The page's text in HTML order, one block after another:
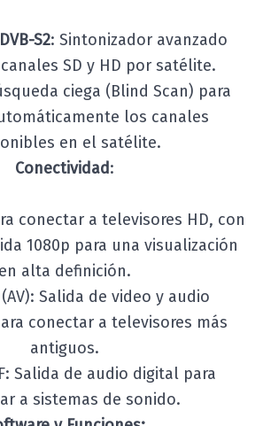
S2: Sintonizador avanzado
SD y HD por satélite.
ciega (Blind Scan) para
los canales
en el satélite.
Conectividad:
conectar a televisores HD, con
1080p para una visualización
en alta definición.
(AV): Salida de video y audio
conectar a televisores más
antiguos.
Salida de audio digital para
a sistemas de sonido.